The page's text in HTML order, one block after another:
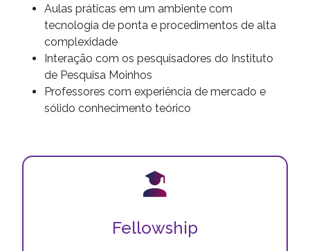
Aulas práticas em um ambiente com
tecnologia de ponta e procedimentos de alta
complexidade
Interação com os pesquisadores do Instituto
de Pesquisa Moinhos
Professores com experiência de mercado e
sólido conhecimento teórico
Fellowship
Fellowship
Sua especialização com a qualidade que só o